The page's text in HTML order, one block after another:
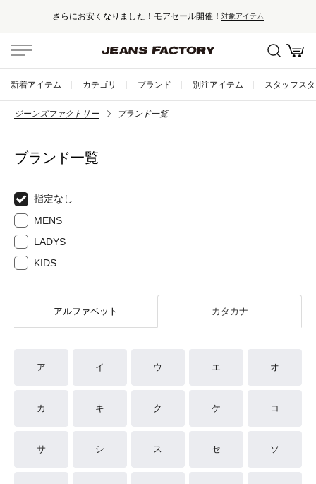
さらにお安くなりました！モアセール開催！ 対象アイテム
新着アイテム カテゴリ ブランド 別注アイテム スタッフス
ジーンズファクトリー ブランド一覧
ブランド一覧
指定なし
MENS
LADYS
KIDS
アルファベット カタカナ
ア イ ウ エ オ
カ キ ク ケ コ
サ シ ス セ ソ